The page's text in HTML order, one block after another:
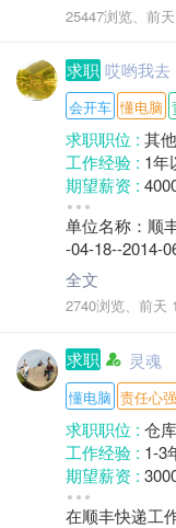
25447浏览、 前
求职 哎哟我去
会开车 懂电脑
求职职位 : 其他
工作经验 : 1年
期望薪资 :
地区 :
单位名称：顺
-04-18--2014-
位：后勤辅警,
描述：负责监
护,单位名称：
2023-11-23--
系统维护,
全文
2740浏览、 前天
求职 灵魂
懂电脑 责任心强
求职职位 : 仓
工作经验 : 1-3
期望薪资 :
地区 :
在顺丰快递工